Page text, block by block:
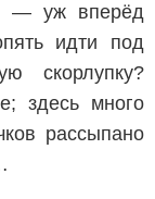
— уж вперёд
идти под
скорлупку?
здесь много
рассыпано